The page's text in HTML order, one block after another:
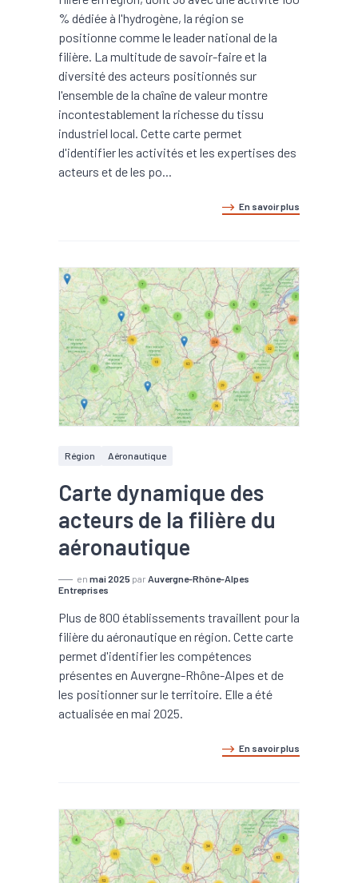
% dédiée à l'hydrogène, la région se
positionne comme le leader national de la
filière. La multitude de savoir-faire et la
diversité des acteurs positionnés sur
l'ensemble de la chaîne de valeur montre
incontestablement la richesse du tissu
industriel local. Cette carte permet
d'identifier les activités et les expertises des
acteurs et de les po...
En savoir plus
Région Aéronautique
Carte dynamique des
acteurs de la filière du
aéronautique
en mai 2025 par Auvergne-Rhône-Alpes
Entreprises
Plus de 800 établissements travaillent pour la
filière du aéronautique en région. Cette carte
permet d'identifier les compétences
présentes en Auvergne-Rhône-Alpes et de
les positionner sur le territoire. Elle a été
actualisée en mai 2025.
En savoir plus